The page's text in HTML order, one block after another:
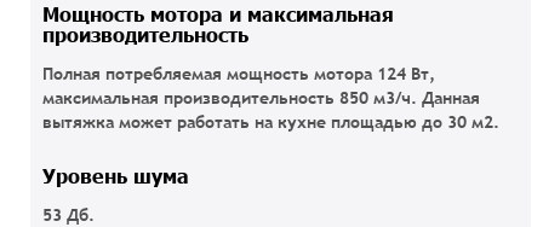
Мощность мотора и максимальная
производительность
Полная потребляемая мощность мотора 124 Вт,
максимальная производительность 850 м3/ч. Данная
вытяжка может работать на кухне площадью до 30 м2.
Уровень шума
53 Дб.